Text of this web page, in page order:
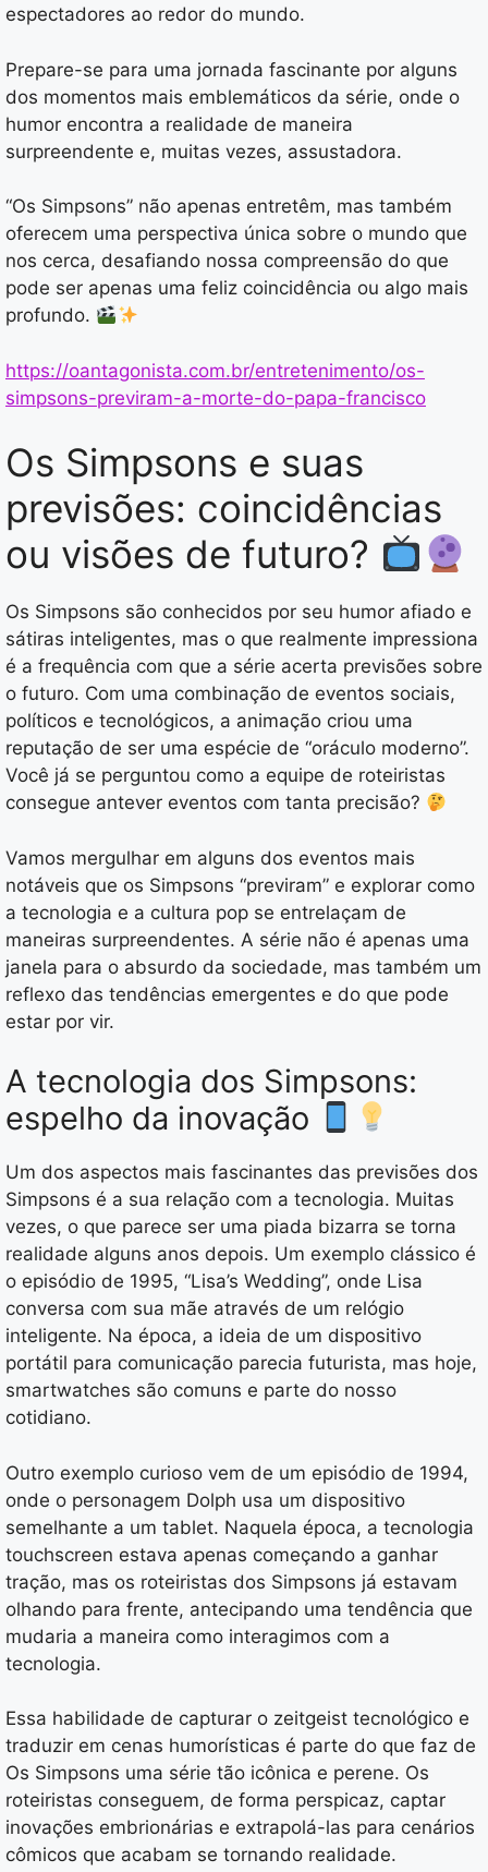
espectadores ao redor do mundo.
Prepare-se para uma jornada fascinante por alguns
dos momentos mais emblemáticos da série, onde o
humor encontra a realidade de maneira
surpreendente e, muitas vezes, assustadora.
“Os Simpsons” não apenas entretêm, mas também
oferecem uma perspectiva única sobre o mundo que
nos cerca, desafiando nossa compreensão do que
pode ser apenas uma feliz coincidência ou algo mais
profundo.
https://oantagonista.com.br/entretenimento/os-
simpsons-previram-a-morte-do-papa-francisco
Os Simpsons e suas
previsões: coincidências
ou visões de futuro?
Os Simpsons são conhecidos por seu humor afiado e
sátiras inteligentes, mas o que realmente impressiona
é a frequência com que a série acerta previsões sobre
o futuro. Com uma combinação de eventos sociais,
políticos e tecnológicos, a animação criou uma
reputação de ser uma espécie de “oráculo moderno”.
Você já se perguntou como a equipe de roteiristas
consegue antever eventos com tanta precisão?
Vamos mergulhar em alguns dos eventos mais
notáveis que os Simpsons “previram” e explorar como
a tecnologia e a cultura pop se entrelaçam de
maneiras surpreendentes. A série não é apenas uma
janela para o absurdo da sociedade, mas também um
reflexo das tendências emergentes e do que pode
estar por vir.
A tecnologia dos Simpsons:
espelho da inovação
Um dos aspectos mais fascinantes das previsões dos
Simpsons é a sua relação com a tecnologia. Muitas
vezes, o que parece ser uma piada bizarra se torna
realidade alguns anos depois. Um exemplo clássico é
o episódio de 1995, “Lisa’s Wedding”, onde Lisa
conversa com sua mãe através de um relógio
inteligente. Na época, a ideia de um dispositivo
portátil para comunicação parecia futurista, mas hoje,
smartwatches são comuns e parte do nosso
cotidiano.
Outro exemplo curioso vem de um episódio de 1994,
onde o personagem Dolph usa um dispositivo
semelhante a um tablet. Naquela época, a tecnologia
touchscreen estava apenas começando a ganhar
tração, mas os roteiristas dos Simpsons já estavam
olhando para frente, antecipando uma tendência que
mudaria a maneira como interagimos com a
tecnologia.
Essa habilidade de capturar o zeitgeist tecnológico e
traduzir em cenas humorísticas é parte do que faz de
Os Simpsons uma série tão icônica e perene. Os
roteiristas conseguem, de forma perspicaz, captar
inovações embrionárias e extrapolá-las para cenários
cômicos que acabam se tornando realidade.